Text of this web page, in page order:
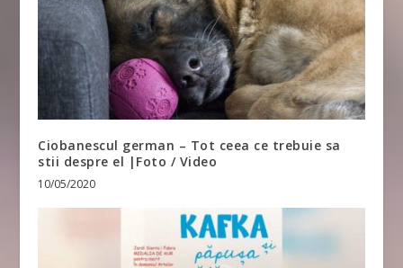
Ciobanescul german – Tot ceea ce trebuie sa
stii despre el |Foto / Video
10/05/2020